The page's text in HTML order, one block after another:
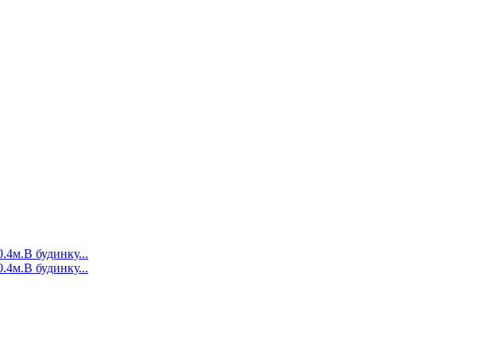
будинку...
будинку...